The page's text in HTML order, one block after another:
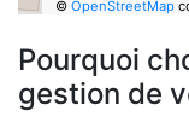
© OpenStreetMap
Pourquoi
gestion de